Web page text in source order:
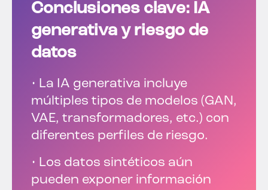
Conclusiones clave: IA
generativa y riesgo de
datos
• La IA generativa incluye
múltiples tipos de modelos (GAN,
VAE, transformadores, etc.) con
diferentes perfiles de riesgo.
• Los datos sintéticos aún
pueden exponer información